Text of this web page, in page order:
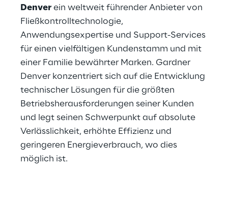
Denver ein weltweit führender Anbieter von
Fließkontrolltechnologie,
Anwendungsexpertise und Support-Services
für einen vielfältigen Kundenstamm und mit
einer Familie bewährter Marken. Gardner
Denver konzentriert sich auf die Entwicklung
technischer Lösungen für die größten
Betriebsherausforderungen seiner Kunden
und legt seinen Schwerpunkt auf absolute
Verlässlichkeit, erhöhte Effizienz und
geringeren Energieverbrauch, wo dies
möglich ist.